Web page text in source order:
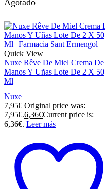
Agotado
Quick View
Nuxe Rêve De Miel Crema De
Manos Y Uñas Lote De 2 X 50
Ml
Nuxe
7,95€ Original price was:
7,95€.6,36€Current price is:
6,36€. Leer más